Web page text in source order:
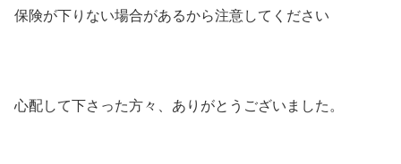
保険が下りない場合があるから注意してください
心配して下さった方々、ありがとうございました。